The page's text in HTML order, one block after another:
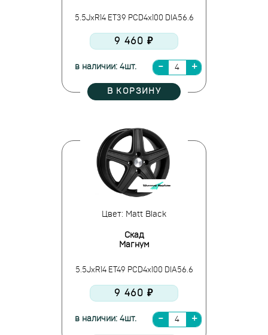
5.5JxR14 ET39 PCD4x100 DIA56.6
9 460 ₽
в наличии: 4шт.
В КОРЗИНУ
Цвет: Matt Black
Скад
Магнум
5.5JxR14 ET49 PCD4x100 DIA56.6
9 460 ₽
в наличии: 4шт.